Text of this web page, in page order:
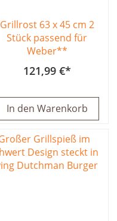
Grillrost 63 x 45 cm 2
Stück passend für
Weber**
121,99 €
In den Warenkorb